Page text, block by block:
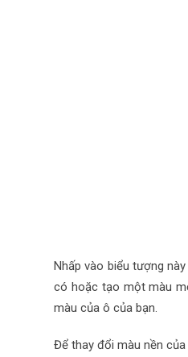
Nhấp vào biểu tượng
có hoặc tạo một màu
màu của ô của bạn.
Để thay đổi màu nền